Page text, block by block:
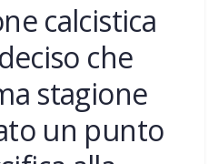
calcistica
che
stagione
un punto